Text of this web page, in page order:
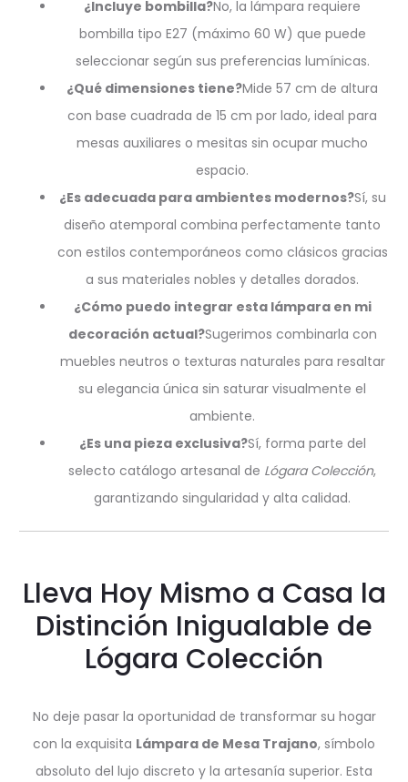
¿Incluye bombilla?No, la lámpara requiere
bombilla tipo E27 (máximo 60 W) que puede
seleccionar según sus preferencias lumínicas.
¿Qué dimensiones tiene?Mide 57 cm de altura
con base cuadrada de 15 cm por lado, ideal para
mesas auxiliares o mesitas sin ocupar mucho
espacio.
¿Es adecuada para ambientes modernos?Sí, su
diseño atemporal combina perfectamente tanto
con estilos contemporáneos como clásicos gracias
a sus materiales nobles y detalles dorados.
¿Cómo puedo integrar esta lámpara en mi
decoración actual?Sugerimos combinarla con
muebles neutros o texturas naturales para resaltar
su elegancia única sin saturar visualmente el
ambiente.
¿Es una pieza exclusiva?Sí, forma parte del
selecto catálogo artesanal de Lógara Colección,
garantizando singularidad y alta calidad.
Lleva Hoy Mismo a Casa la
Distinción Inigualable de
Lógara Colección
No deje pasar la oportunidad de transformar su hogar
con la exquisita Lámpara de Mesa Trajano, símbolo
absoluto del lujo discreto y la artesanía superior. Esta